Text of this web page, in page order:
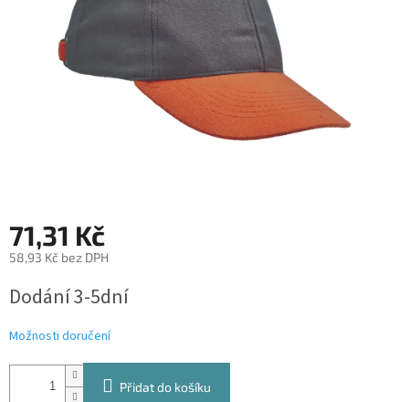
71,31 Kč
58,93 Kč bez DPH
cena:
Dodání 3-5dní
Možnosti doručení
Přidat do košíku